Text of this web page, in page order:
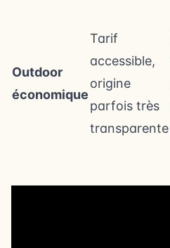
Outdoor
économique
Tarif
accessible,
origine
parfois très
transparente